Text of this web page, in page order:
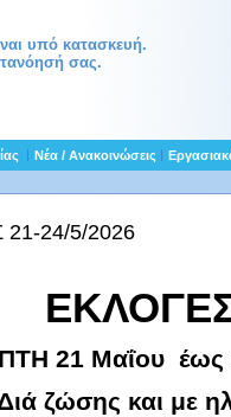
υπό κατασκευή.
σας.
Νέα / Ανακοινώσεις
24/5/2026
21 Μαΐου έως
ζώσης και με